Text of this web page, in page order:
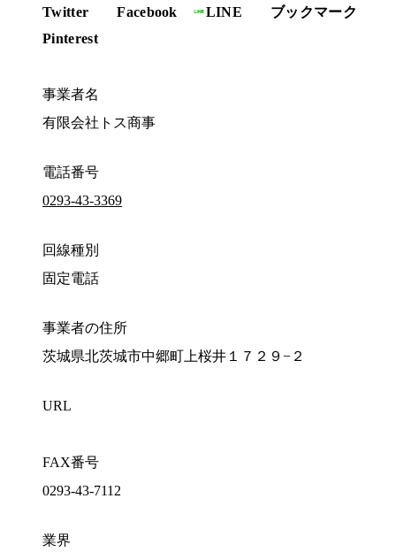
Twitter Facebook LINE
ブックマーク
Pinterest
事業者名
有限会社トス商事
電話番号
0293-43-3369
回線種別
固定電話
事業者の住所
茨城県北茨城市中郷町上桜井１７２９−２
URL
FAX番号
0293-43-7112
業界